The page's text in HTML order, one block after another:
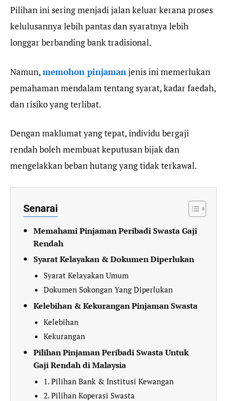
Pilihan ini sering menjadi jalan keluar kerana proses
kelulusannya lebih pantas dan syaratnya lebih
longgar berbanding bank tradisional.
Namun,memohon pinjamanjenis ini memerlukan
pemahaman mendalam tentang syarat, kadar faedah,
dan risiko yang terlibat.
Dengan maklumat yang tepat, individu bergaji
rendah boleh membuat keputusan bijak dan
mengelakkan beban hutang yang tidak terkawal.
Senarai
Memahami Pinjaman Peribadi Swasta Gaji
Rendah
Syarat Kelayakan & Dokumen Diperlukan
Syarat Kelayakan Umum
Dokumen Sokongan Yang Diperlukan
Kelebihan & Kekurangan Pinjaman Swasta
Kelebihan
Kekurangan
Pilihan Pinjaman Peribadi Swasta Untuk
Gaji Rendah di Malaysia
1. Pilihan Bank & Institusi Kewangan
2. Pilihan Koperasi Swasta